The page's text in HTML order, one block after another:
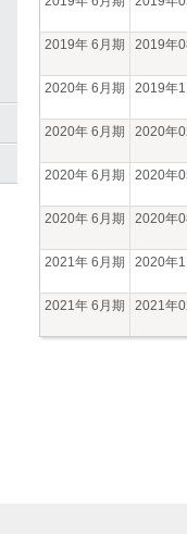
2019年 6月期 2019年
2020年 6月期 2019年
2020年 6月期 2020年
2020年 6月期 2020年
2020年 6月期 2020年
2021年 6月期 2020年
2021年 6月期 2021年